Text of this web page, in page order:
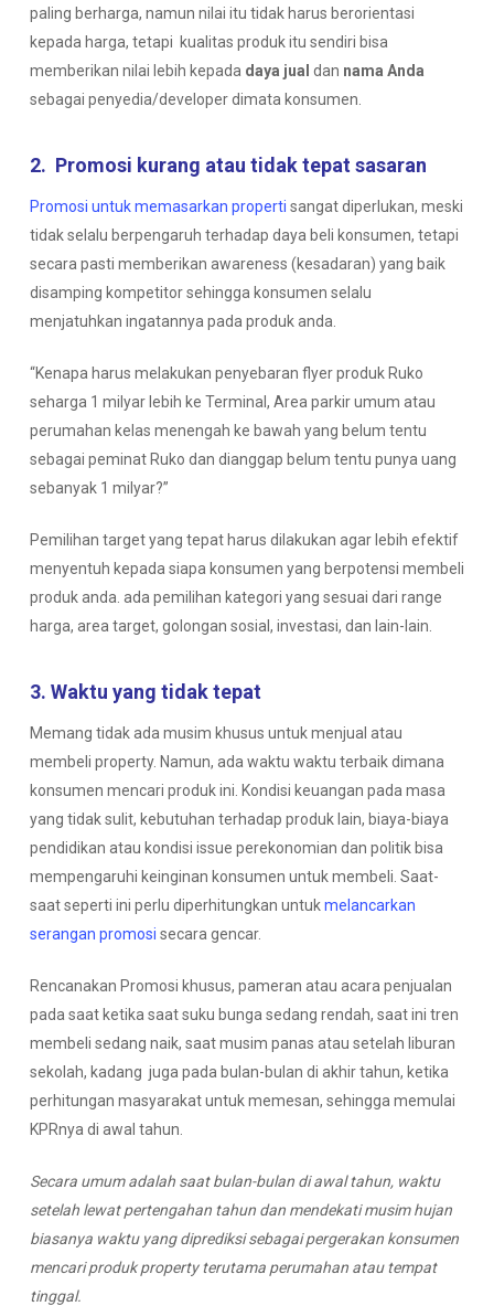
paling berharga, namun nilai itu tidak harus berorientasi
kepada harga, tetapi kualitas produk itu sendiri bisa
memberikan nilai lebih kepada daya jual dan nama Anda
sebagai penyedia/developer dimata konsumen.
2. Promosi kurang atau tidak tepat sasaran
Promosi untuk memasarkan properti sangat diperlukan, meski
tidak selalu berpengaruh terhadap daya beli konsumen, tetapi
secara pasti memberikan awareness (kesadaran) yang baik
disamping kompetitor sehingga konsumen selalu
menjatuhkan ingatannya pada produk anda.
“Kenapa harus melakukan penyebaran flyer produk Ruko
seharga 1 milyar lebih ke Terminal, Area parkir umum atau
perumahan kelas menengah ke bawah yang belum tentu
sebagai peminat Ruko dan dianggap belum tentu punya uang
sebanyak 1 milyar?”
Pemilihan target yang tepat harus dilakukan agar lebih efektif
menyentuh kepada siapa konsumen yang berpotensi membeli
produk anda. ada pemilihan kategori yang sesuai dari range
harga, area target, golongan sosial, investasi, dan lain-lain.
3. Waktu yang tidak tepat
Memang tidak ada musim khusus untuk menjual atau
membeli property. Namun, ada waktu waktu terbaik dimana
konsumen mencari produk ini. Kondisi keuangan pada masa
yang tidak sulit, kebutuhan terhadap produk lain, biaya-biaya
pendidikan atau kondisi issue perekonomian dan politik bisa
mempengaruhi keinginan konsumen untuk membeli. Saat-
saat seperti ini perlu diperhitungkan untukmelancarkan
serangan promosi secara gencar.
Rencanakan Promosi khusus, pameran atau acara penjualan
pada saat ketika saat suku bunga sedang rendah, saat ini tren
membeli sedang naik, saat musim panas atau setelah liburan
sekolah, kadang juga pada bulan-bulan di akhir tahun, ketika
perhitungan masyarakat untuk memesan, sehingga memulai
KPRnya di awal tahun.
Secara umum adalah saat bulan-bulan di awal tahun, waktu
setelah lewat pertengahan tahun dan mendekati musim hujan
biasanya waktu yang diprediksi sebagai pergerakan konsumen
mencari produk property terutama perumahan atau tempat
tinggal.